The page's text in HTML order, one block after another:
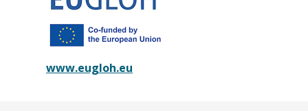
www.eugloh.eu